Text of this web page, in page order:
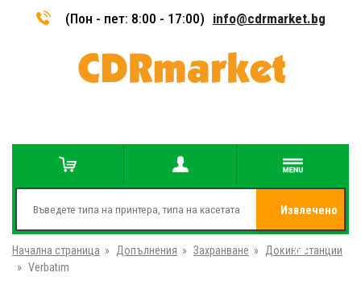
(Пон - пет: 8:00 - 17:00) info@cdrmarket.bg
Извлечено
от
Начална страница » Допълнения » Захранване » Докинг станции
» Verbatim